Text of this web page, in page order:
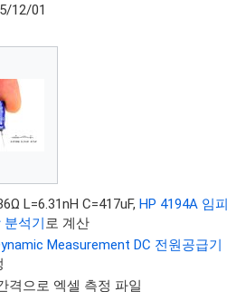
12/01
L=6.31nH C=417uF,HP 4194A 임피
분석기 로 계산
Measurement DC 전원공급기
격으로 엑셀 측정 파일